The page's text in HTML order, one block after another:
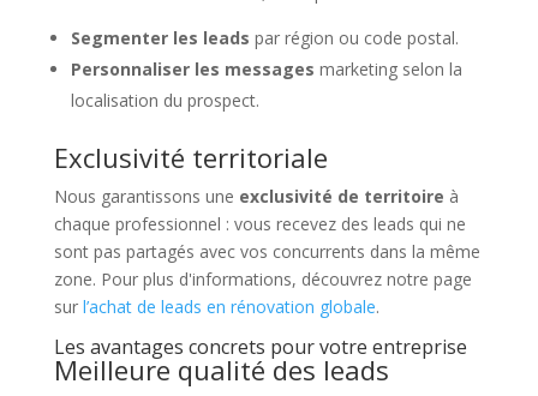
Segmenter les leads par région ou code postal.
Personnaliser les messages marketing selon la
localisation du prospect.
Exclusivité territoriale
Nous garantissons une exclusivité de territoire à
chaque professionnel : vous recevez des leads qui ne
sont pas partagés avec vos concurrents dans la même
zone. Pour plus d'informations, découvrez notre page
sur l’achat de leads en rénovation globale.
Les avantages concrets pour votre entreprise
Meilleure qualité des leads